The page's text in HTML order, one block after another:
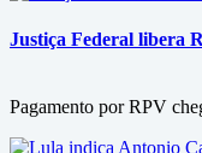
Justiça Federal libera
Pagamento por RPV